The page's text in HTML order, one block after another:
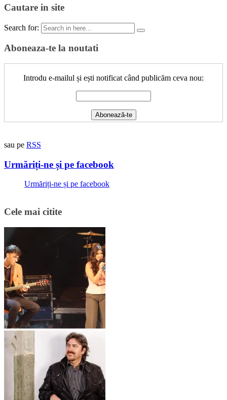
Cautare in site
Search for:
Aboneaza-te la noutati
Introdu e-mailul și ești notificat când publicăm ceva nou:
sau pe RSS
Urmăriți-ne și pe facebook
Urmăriți-ne și pe facebook
Cele mai citite